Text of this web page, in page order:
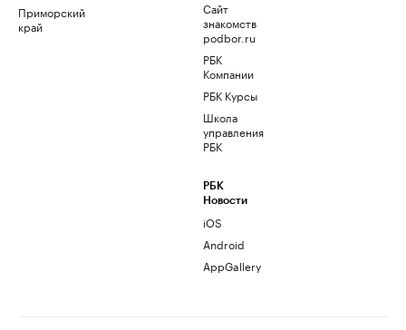
Приморский
край
Сайт
знакомств
podbor.ru
РБК
Компании
РБК Курсы
Школа
управления
РБК
РБК
Новости
iOS
Android
AppGallery